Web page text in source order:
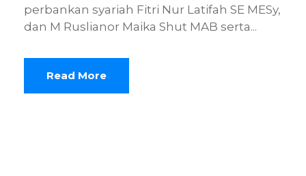
perbankan syariah Fitri Nur Latifah SE MESy,
dan M Ruslianor Maika Shut MAB serta...
Read More